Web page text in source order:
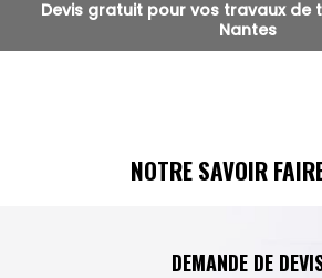
Devis gratuit pour vos travaux de
Nantes
NOTRE SAVOIR
DEMANDE DE